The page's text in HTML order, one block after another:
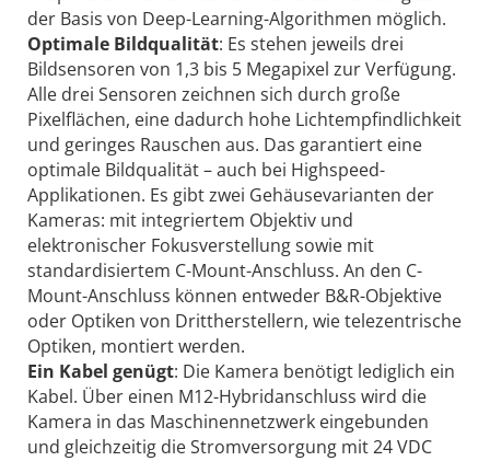
der Basis von Deep-Learning-Algorithmen möglich.
Optimale Bildqualität: Es stehen jeweils drei
Bildsensoren von 1,3 bis 5 Megapixel zur Verfügung.
Alle drei Sensoren zeichnen sich durch große
Pixelflächen, eine dadurch hohe Lichtempfindlichkeit
und geringes Rauschen aus. Das garantiert eine
optimale Bildqualität – auch bei Highspeed-
Applikationen. Es gibt zwei Gehäusevarianten der
Kameras: mit integriertem Objektiv und
elektronischer Fokusverstellung sowie mit
standardisiertem C-Mount-Anschluss. An den C-
Mount-Anschluss können entweder B&R-Objektive
oder Optiken von Drittherstellern, wie telezentrische
Optiken, montiert werden.
Ein Kabel genügt: Die Kamera benötigt lediglich ein
Kabel. Über einen M12-Hybridanschluss wird die
Kamera in das Maschinennetzwerk eingebunden
und gleichzeitig die Stromversorgung mit 24 VDC